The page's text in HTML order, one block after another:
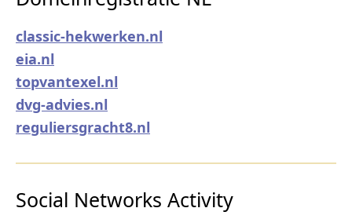
classic-hekwerken.nl
eia.nl
topvantexel.nl
dvg-advies.nl
reguliersgracht8.nl
Social Networks Activity